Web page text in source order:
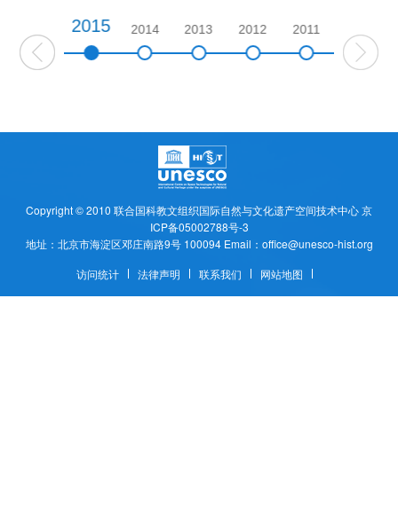
2015 2014 2013 2012 2011
Copyright © 2010 联合国科教文组织国际自然与文化遗产空间技术中心京
ICP备05002788号-3
地址：北京市海淀区邓庄南路9号 100094 Email：office@unesco-hist.org
访问统计
法律声明 联系我们 网站地图